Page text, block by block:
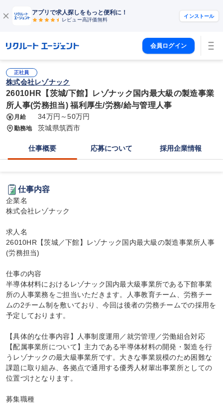
アプリで求人探しをもっと便利に！
レビュー高評価無料
インストール
会員ログイン
正社員
株式会社レゾナック
26010HR【茨城/下館】レゾナック国内最大級の製造事業
所人事(労務担当) 福利厚生/労務/給与管理人事
月給 34万円～50万円
勤務地 茨城県筑西市
仕事概要 応募について 採用企業情報
仕事内容
企業名
株式会社レゾナック
求人名
26010HR【茨城／下館】レゾナック国内最大級の製造事業所人事
(労務担当)
仕事の内容
半導体材料におけるレゾナック国内最大級事業所である下館事業
所の人事業務をご担当いただきます。人事教育チーム、労務チー
ムの2チーム制を敷いており、今回は後者の労務チームでの採用を
予定しております。
【具体的な仕事内容】人事制度運用／就労管理／労働組合対応
【配属事業所について】主力である半導体材料の開発・製造を行
うレゾナックの最大級事業所です。大きな事業規模のため困難な
課題に取り組み、各拠点で通用する優秀人材輩出事業所としての
位置づけとなります。
募集職種